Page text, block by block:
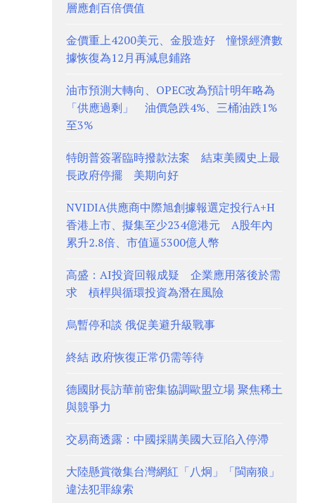
層應創百倍價值
金價重上4200美元、金股造好 憧憬經濟數
據恢復為12月再減息鋪路
油市預測大轉向、OPEC改為預計明年略為
「供應過剩」 油價急跌4%、三桶油跌1%
至3%
特朗普簽署臨時撥款法案 結束美國史上最
長政府停擺 美期向好
NVIDIA供應商中際旭創據報選定投行A+H
香港上市、擬集至少234億港元 A股年內
累升2.8倍、市值逼5300億人幣
高盛：AI投資回報成疑 企業應用落後於需
求 槓桿與循環投資為潛在風險
烏暫停和談 俄促美避升級戰事
終結 政府恢復正常仍需等待
德國財長訪華前密集協調歐盟立場 聚焦稀土
與競爭力
交易商透露：中國採購美國大豆陷入停滯
大陸懸賞徵集台灣網紅「八炯」「閩南狼」
違法犯罪線索